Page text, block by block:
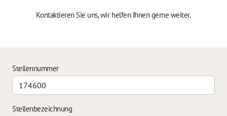
Kontaktieren Sie uns, wir helfen Ihnen gerne weiter.
Stellennummer
Stellenbezeichnung